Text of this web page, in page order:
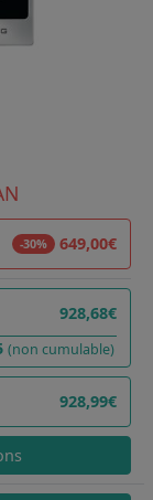
-30% 649,00€
928,68€
(non cumulable)
928,99€